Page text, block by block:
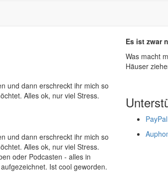
und dann erschreckt ihr mich so
Alles ok, nur viel Stress.
und dann erschreckt ihr mich so
Alles ok, nur viel Stress.
oder Podcasten - alles in
Ist cool geworden.
Es ist zwar
Was macht
Häuser
PayPal